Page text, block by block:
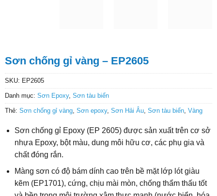
Sơn chống gỉ vàng – EP2605
SKU: EP2605
Danh mục: Sơn Epoxy, Sơn tàu biển
Thẻ: Sơn chống gỉ vàng, Sơn epoxy, Sơn Hải Âu, Sơn tàu biển, Vàng
Sơn chống gỉ Epoxy (EP 2605) được sản xuất trên cơ sở
nhựa Epoxy, bột màu, dung môi hữu cơ, các phụ gia và
chất đóng rắn.
Màng sơn có độ bám dính cao trên bề mặt lớp lót giàu
kẽm (EP1701), cứng, chịu mài mòn, chống thẩm thấu tốt